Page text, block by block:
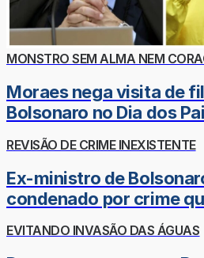
MONSTRO SEM ALMA NEM
Moraes nega visita de
Bolsonaro no Dia dos
REVISÃO DE CRIME INEXISTENTE
Ex-ministro de
condenado por crime
EVITANDO INVASÃO DAS ÁGUAS